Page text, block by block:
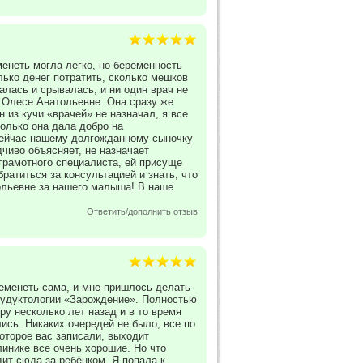
могла легко, но беременность
денег потратить, сколько мешков
и срывалась, и ни один врач не
Олесе Анатольевне. Она сразу же
кучи «врачей» не назначал, я все
она дала добро на
нашему долгожданному сыночку
объясняет, не назначает
специалиста, ей присуще
за консультацией и знать, что
за нашего малыша! В наше
Ответить/дополнить отзыв
сама, и мне пришлось делать
«Зарождение». Полностью
несколько лет назад и в то время
Никаких очередей не было, все по
вас записали, выходит
все очень хорошие. Но что
сюда за ребёнком. Я попала к